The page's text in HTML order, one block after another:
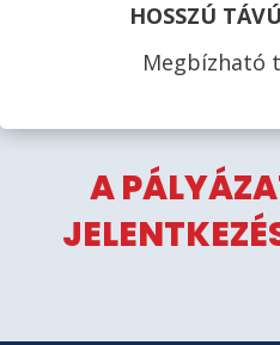
HOSSZÚ
Megbízható
A